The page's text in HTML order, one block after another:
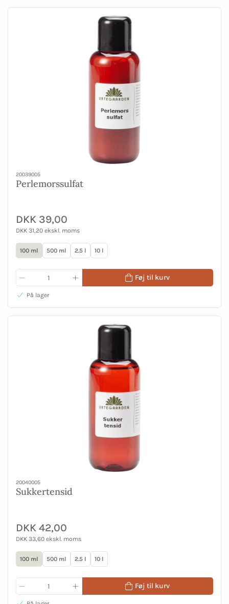
20039005
Perlemorssulfat
DKK 39,00
DKK 31,20 ekskl. moms
100 ml 500 ml 2.5 l 10 l
Føj til kurv
På lager
20040005
Sukkertensid
DKK 42,00
DKK 33,60 ekskl. moms
100 ml 500 ml 2.5 l 10 l
Føj til kurv